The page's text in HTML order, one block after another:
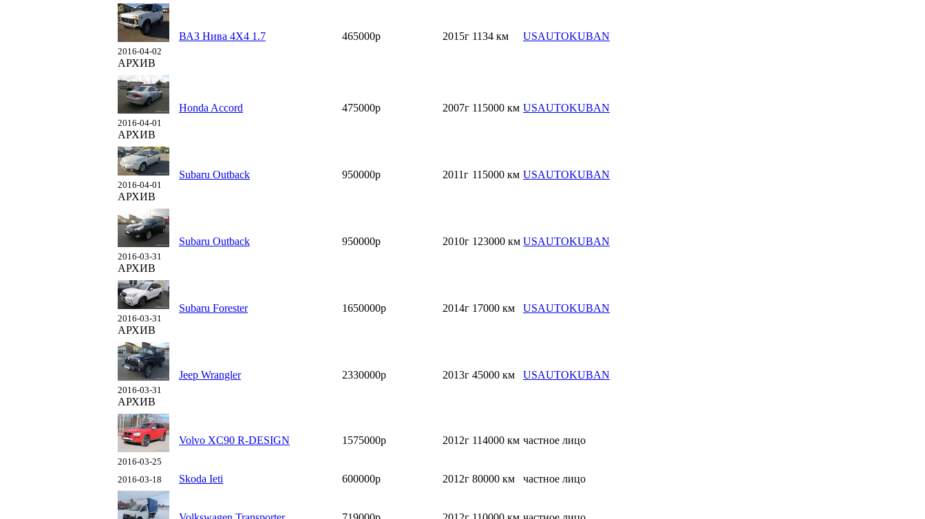
2016-04-02
АРХИВ
ВАЗ Нива 4Х4 1.7 465000р 2015г 1134 км USAUTOKUBAN
2016-04-01
АРХИВ
Honda Accord 475000р 2007г 115000 км USAUTOKUBAN
2016-04-01
АРХИВ
Subaru Outback 950000р 2011г 115000 км USAUTOKUBAN
2016-03-31
АРХИВ
Subaru Outback 950000р 2010г 123000 км USAUTOKUBAN
2016-03-31
АРХИВ
Subaru Forester 1650000р 2014г 17000 км USAUTOKUBAN
2016-03-31
АРХИВ
Jeep Wrangler 2330000р 2013г 45000 км USAUTOKUBAN
2016-03-25
Volvo XC90 R-DESIGN 1575000р 2012г 114000 км частное лицо
2016-03-18 Skoda Ieti 600000р 2012г 80000 км частное лицо